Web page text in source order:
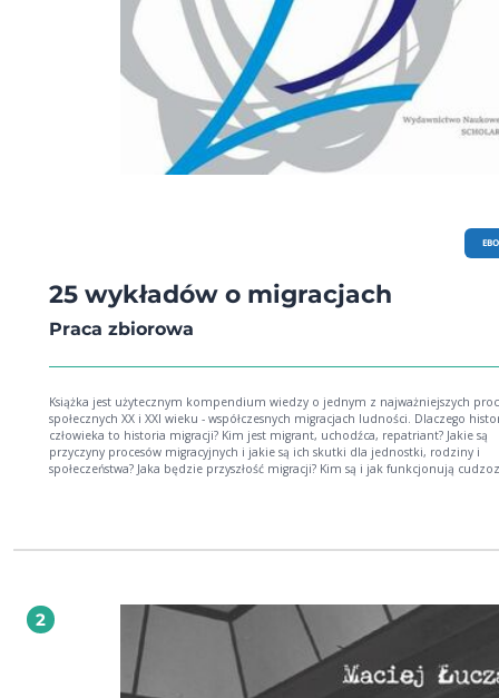
25 wykładów o migracjach
Praca zbiorowa
Książka jest użytecznym kompendium wiedzy o jednym z najważniejszych
społecznych XX i XXI wieku - współczesnych migracjach ludności. Dlaczego
człowieka to historia migracji? Kim jest migrant, uchodźca, repatriant? Jakie są
przyczyny procesów migracyjnych i jakie są ich skutki dla jednostki, rodziny i
społeczeństwa? Jaka będzie przyszłość migracji? Kim są i jak funkcjonują
zjawiskach i procesach dotyczących przeszłych, teraźniejszych i przyszłych
spoza świata nauki. z recenzji dr hab. Marii Zielińskiej, prof. UZ Cechą dobrego
wykładu (z którym mamy tu do czynienia) jest jego treściwość połączona ze
zwięzłością. (...) Sprawiło to, że przygotowane zostało obszerne i poważne
kompendium wiedzy z zakresu migracji, bardzo potrzebne na polskim rynku
wydawniczym. Nie ulega też wątpliwości, że otrzymana publikacja, gromadząca
rzetelną wiedzę z wielu dyscyplin, będzie jedną z ważniejszych w dostępnej
2